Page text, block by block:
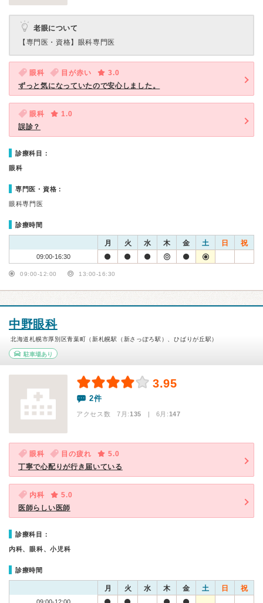
老眼について
【専門医・資格】 眼科専門医
眼科 目が赤い
3.0
ずっと気になっていたので安心しました。
眼科
1.0
誤診？
診療科目：
眼科
専門医・資格：
眼科専門医
診療時間
月 火 水 木 金 土 日 祝
09:00-16:30
09:00-12:00 13:00-16:30
中野眼科
北海道札幌市厚別区青葉町（新札幌駅（新さっぽろ駅）、ひばりが丘駅）
駐車場あり
3.95
2件
アクセス数 7月:135 | 6月:147
眼科 目の疲れ
5.0
丁寧で心配りが行き届いている
内科
5.0
医師らしい医師
診療科目：
内科、眼科、小児科
診療時間
月 火 水 木 金 土 日 祝